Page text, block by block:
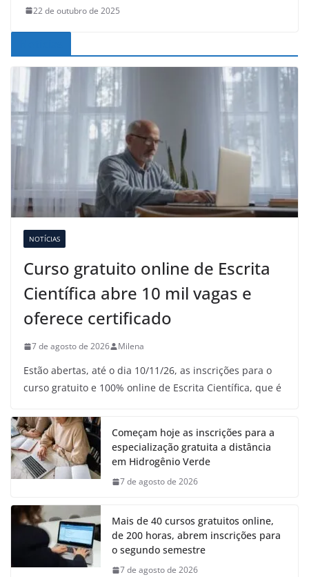
22 de outubro de 2025
NOTÍCIAS
Curso gratuito online de Escrita
Científica abre 10 mil vagas e
oferece certificado
7 de agosto de 2026 Milena
Estão abertas, até o dia 10/11/26, as inscrições para o
curso gratuito e 100% online de Escrita Científica, que é
Começam hoje as inscrições para a
especialização gratuita a distância
em Hidrogênio Verde
7 de agosto de 2026
Mais de 40 cursos gratuitos online,
de 200 horas, abrem inscrições para
o segundo semestre
7 de agosto de 2026